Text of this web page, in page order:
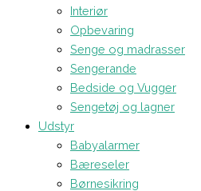
Interiør
Opbevaring
Senge og madrasser
Sengerande
Bedside og Vugger
Sengetøj og lagner
Udstyr
Babyalarmer
Bæreseler
Børnesikring